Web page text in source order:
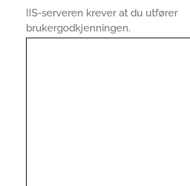
IIS-serveren krever at du utfører
brukergodkjenningen.